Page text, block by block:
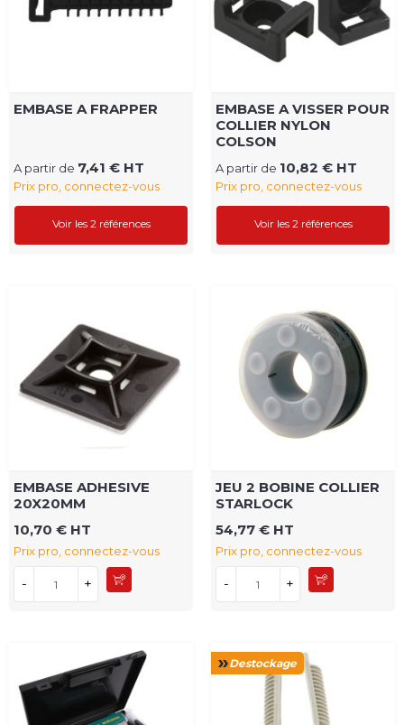
EMBASE A FRAPPER
A partir de 7,41 € HT
Prix pro, connectez-vous
Voir les 2 références
EMBASE A VISSER POUR
COLLIER NYLON
COLSON
A partir de 10,82 € HT
Prix pro, connectez-vous
Voir les 2 références
EMBASE ADHESIVE
20X20MM
10,70 € HT
Prix pro, connectez-vous
- +
JEU 2 BOBINE COLLIER
STARLOCK
54,77 € HT
Prix pro, connectez-vous
- +
Destockage